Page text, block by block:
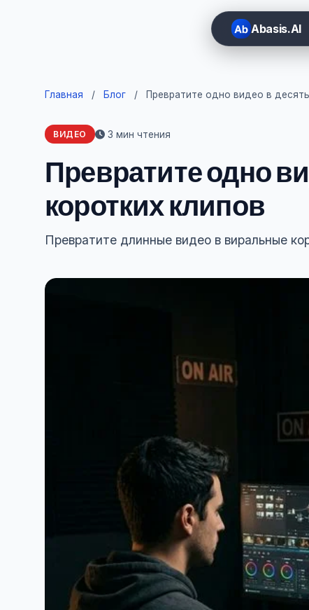
Abasis.AI
Главная / Блог / Превратите одно видео в
ВИДЕО 3 мин чтения
Превратите одно
коротких клипов
Превратите длинные видео в виральные